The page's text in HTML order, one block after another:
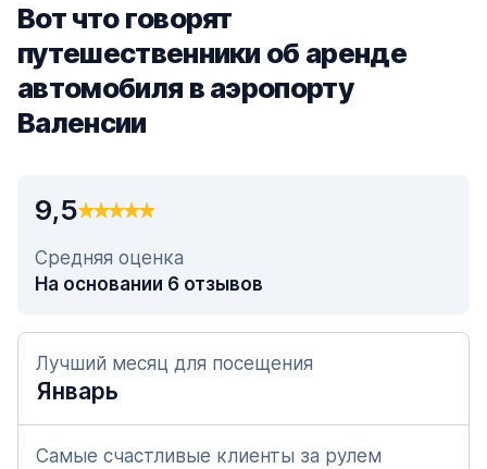
Вот что говорят
путешественники об аренде
автомобиля в аэропорту
Валенсии
9,5
Средняя оценка
На основании 6 отзывов
Лучший месяц для посещения
Январь
Самые счастливые клиенты за рулем